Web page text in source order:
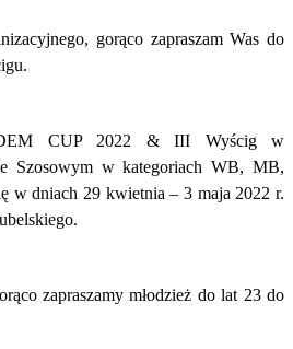
gorąco zapraszam Was do
CUP 2022 & III Wyścig w
Szosowym w kategoriach WB, MB,
w dniach 29 kwietnia – 3 maja 2022 r.
zapraszamy młodzież do lat 23 do